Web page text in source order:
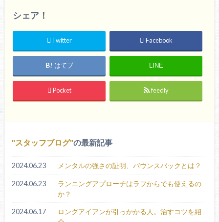
シェア！
Twitter Facebook
はてブ LINE
Pocket feedly
スタッフブログ の最新記事
2024.06.23 メンタルの強さの証明、バウンスバックとは？
2024.06.23
ランニングアプローチはラフからでも使えるの
か？
2024.06.17
ロングアイアンが引っかかる人。治すコツを紹